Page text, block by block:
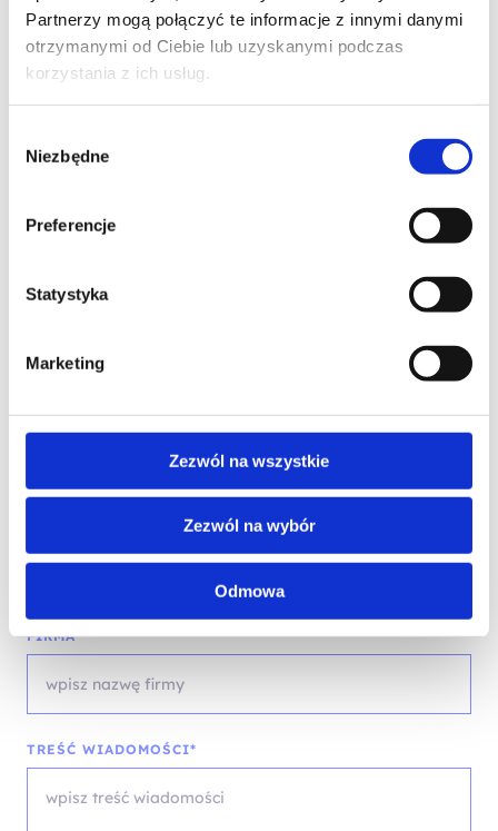
Partnerzy mogą połączyć te informacje z innymi danymi
otrzymanymi od Ciebie lub uzyskanymi podczas
korzystania z ich usług.
zgody
Niezbędne
Preferencje
Statystyka
Marketing
Zezwól na wszystkie
Zezwól na wybór
Odmowa
Skontaktuj się z naszym doradcą
IMIĘ I NAZWISKO*
EMAIL*
WOJEWÓDZTWO*
wybierz województwo
FIRMA
TREŚĆ WIADOMOŚCI*